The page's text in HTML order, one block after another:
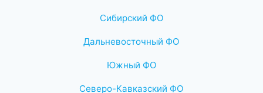
Сибирский ФО
Дальневосточный ФО
Южный ФО
Северо-Кавказский ФО